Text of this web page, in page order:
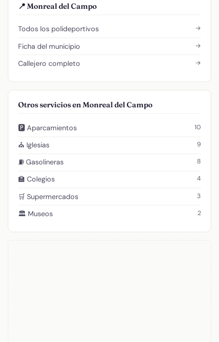
📍 Monreal del Campo
Todos los polideportivos →
Ficha del municipio →
Callejero completo →
Otros servicios en Monreal del Campo
🅿️ Aparcamientos 10
⛪ Iglesias 9
⛽ Gasolineras 8
🏫 Colegios 4
🛒 Supermercados 3
🏛️ Museos 2